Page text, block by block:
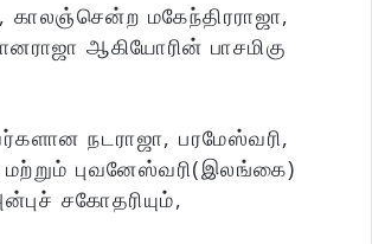
காலஞ்சென்ற மகேந்திரராஜா,
ஆகியோரின் பாசமிகு
நடராஜா, பரமேஸ்வரி,
புவனேஸ்வரி(இலங்கை)
சகோதரியும்,